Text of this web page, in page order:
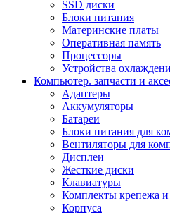
SSD диски
Блоки питания
Материнские платы
Оперативная память
Процессоры
Устройства
Компьютер. запчасти и
Адаптеры
Аккумуляторы
Батареи
Блоки питания для
Вентиляторы для
Дисплеи
Жесткие диски
Клавиатуры
Комплекты крепежа и
Корпуса